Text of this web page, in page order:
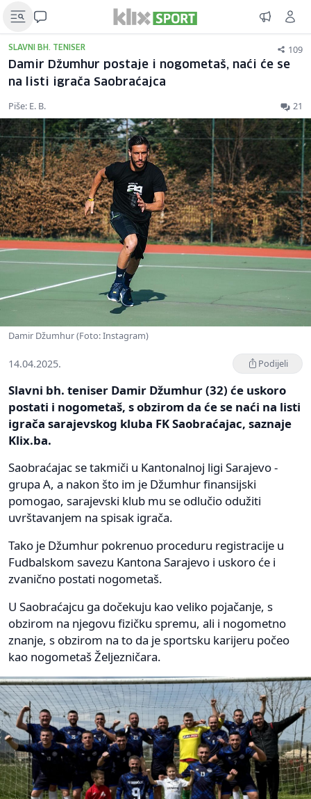
SLAVNI BH. TENISER 109
Damir Džumhur postaje i nogometaš, naći će se
na listi igrača Saobraćajca
Piše: E. B. 21
Damir Džumhur (Foto: Instagram)
14.04.2025. Podijeli
Slavni bh. teniser Damir Džumhur (32) će uskoro
postati i nogometaš, s obzirom da će se naći na listi
igrača sarajevskog kluba FK Saobraćajac, saznaje
Klix.ba.
Saobraćajac se takmiči u Kantonalnoj ligi Sarajevo -
grupa A, a nakon što im je Džumhur finansijski
pomogao, sarajevski klub mu se odlučio odužiti
uvrštavanjem na spisak igrača.
Tako je Džumhur pokrenuo proceduru registracije u
Fudbalskom savezu Kantona Sarajevo i uskoro će i
zvanično postati nogometaš.
U Saobraćajcu ga dočekuju kao veliko pojačanje, s
obzirom na njegovu fizičku spremu, ali i nogometno
znanje, s obzirom na to da je sportsku karijeru počeo
kao nogometaš Željezničara.